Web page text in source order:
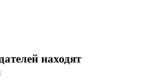
находят